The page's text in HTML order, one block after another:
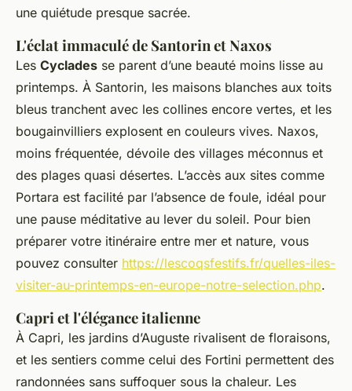
une quiétude presque sacrée.
L'éclat immaculé de Santorin et Naxos
Les Cyclades se parent d’une beauté moins lisse au
printemps. À Santorin, les maisons blanches aux toits
bleus tranchent avec les collines encore vertes, et les
bougainvilliers explosent en couleurs vives. Naxos,
moins fréquentée, dévoile des villages méconnus et
des plages quasi désertes. L’accès aux sites comme
Portara est facilité par l’absence de foule, idéal pour
une pause méditative au lever du soleil. Pour bien
préparer votre itinéraire entre mer et nature, vous
pouvez consulter https://lescoqsfestifs.fr/quelles-iles-
visiter-au-printemps-en-europe-notre-selection.php.
Capri et l'élégance italienne
À Capri, les jardins d’Auguste rivalisent de floraisons,
et les sentiers comme celui des Fortini permettent des
randonnées sans suffoquer sous la chaleur. Les